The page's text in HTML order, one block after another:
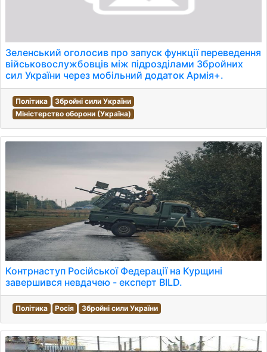
Зеленський оголосив про запуск функції переведення
військовослужбовців між підрозділами Збройних
сил України через мобільний додаток Армія+.
Політика
Збройні сили України
Міністерство оборони (Україна)
Контрнаступ Російської Федерації на Курщині
завершився невдачею - експерт BILD.
Політика Росія Збройні сили України